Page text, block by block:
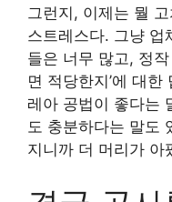
그런지, 이제는 뭘
스트레스다. 그냥 업
들은 너무 많고, 정
면 적당한지’에 대
레아 공법이 좋다는
도 충분하다는 말도
지니까 더 머리가 아